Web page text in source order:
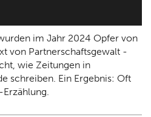
im Jahr 2024 Opfer von
von Partnerschaftsgewalt -
wie Zeitungen in
schreiben. Ein Ergebnis: Oft